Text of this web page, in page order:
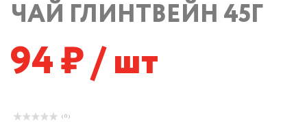
ЧАЙ ГЛИНТВЕЙН 45Г
94 / шт
( 0 )